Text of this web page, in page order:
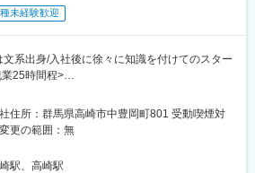
りながら製品の魅力を伝える仕事です。
き」「イベントが好き」な方は特に活躍でき
安心して成長いただける環境です。実際に、
ャーや話し方・提案の仕方も先輩が丁寧にサ
。また慣れるまでは同行営業いたします。
抜粋）：
未経験歓迎
系出身/入社後に徐々に知識を付けてのスター
25時間程>
し、理化学機器やその関連の情報を提供する
住所：群馬県高崎市中豊岡町801 受動喫煙対
更の範囲：無
駅、高崎駅